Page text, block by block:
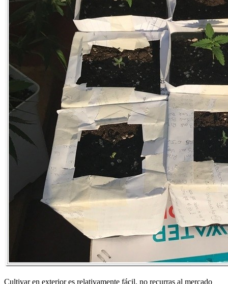
Cultivar en exterior es relativamente fácil, no recurras al mercado